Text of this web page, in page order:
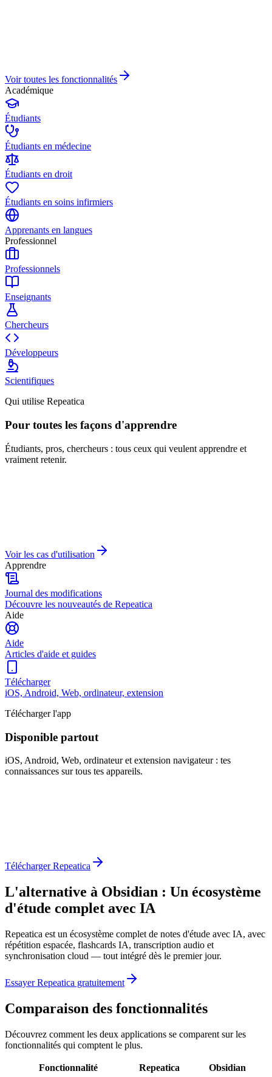
Voir toutes les fonctionnalités
Académique
Étudiants
Étudiants en médecine
Étudiants en droit
Étudiants en soins infirmiers
Apprenants en langues
Professionnel
Professionnels
Enseignants
Chercheurs
Développeurs
Scientifiques
Qui utilise Repeatica
Pour toutes les façons d'apprendre
Étudiants, pros, chercheurs : tous ceux qui veulent apprendre et
vraiment retenir.
Voir les cas d'utilisation
Apprendre
Journal des modifications
Découvre les nouveautés de Repeatica
Aide
Aide
Articles d'aide et guides
Télécharger
iOS, Android, Web, ordinateur, extension
Télécharger l'app
Disponible partout
iOS, Android, Web, ordinateur et extension navigateur : tes
connaissances sur tous tes appareils.
Télécharger Repeatica
L'alternative à Obsidian : Un écosystème
d'étude complet avec IA
Repeatica est un écosystème complet de notes d'étude avec IA, avec
répétition espacée, flashcards IA, transcription audio et
synchronisation cloud — tout intégré dès le premier jour.
Essayer Repeatica gratuitement
Comparaison des fonctionnalités
Découvrez comment les deux applications se comparent sur les
fonctionnalités qui comptent le plus.
Fonctionnalité Repeatica
Obsidian